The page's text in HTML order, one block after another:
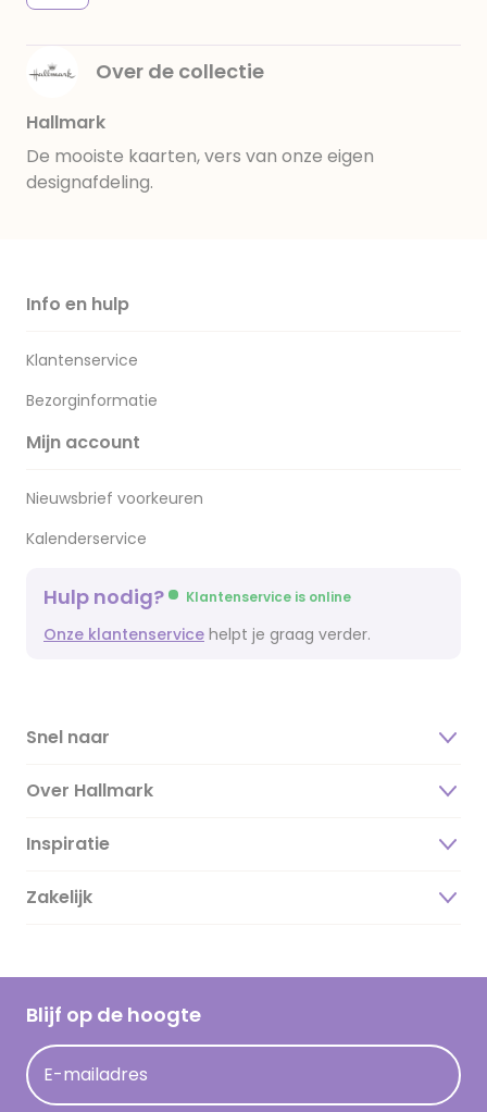
Over de collectie
Hallmark
De mooiste kaarten, vers van onze eigen
designafdeling.
Info en hulp
Klantenservice
Bezorginformatie
Mijn account
Nieuwsbrief voorkeuren
Kalenderservice
Hulp nodig? Klantenservice is online
Onze klantenservice helpt je graag verder.
Snel naar
Over Hallmark
Over ons
Duurzaamheid
Hallmark Kaartclub
Acties
Persberichten
Inspiratie
Magazine
Cadeau inspiratie
Kaartinspiratie
Zakelijk
Blijf op de hoogte
E-mailadres